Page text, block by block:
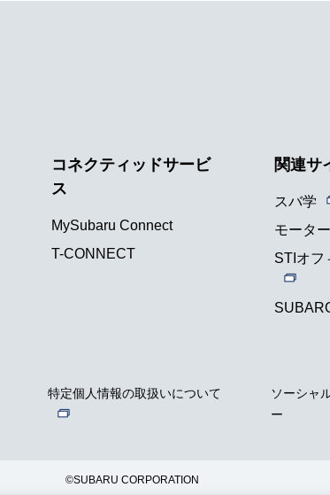
コネクティッドサービ
ス
MySubaru Connect
T-CONNECT
関連サ
スバ学
モータ
STIオフ
特定個人情報の取扱いについて
ソーシャ
ー
©SUBARU CORPORATION